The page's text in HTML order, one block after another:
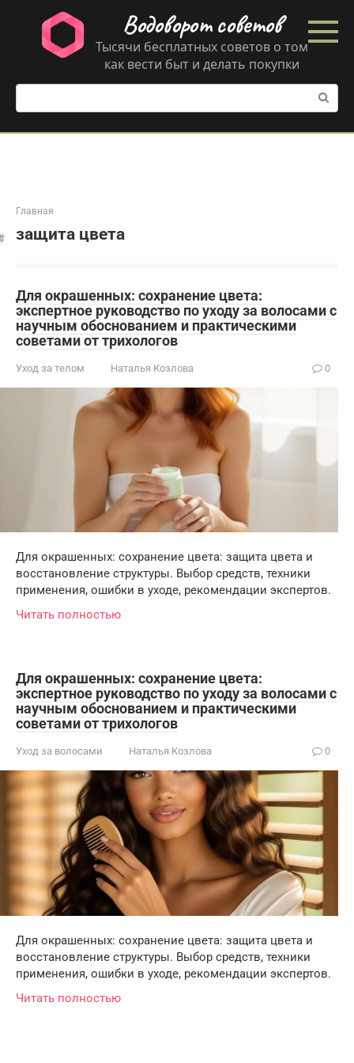
контенту
Водоворот советов
Тысячи бесплатных советов о том
как вести быт и делать покупки
Поиск:
Главная
защита цвета
Для окрашенных: сохранение цвета:
экспертное руководство по уходу за волосами с
научным обоснованием и практическими
советами от трихологов
Уход за телом Наталья Козлова 0
Для окрашенных: сохранение цвета: защита цвета и
восстановление структуры. Выбор средств, техники
применения, ошибки в уходе, рекомендации экспертов.
Читать полностью
Для окрашенных: сохранение цвета:
экспертное руководство по уходу за волосами с
научным обоснованием и практическими
советами от трихологов
Уход за волосами Наталья Козлова 0
Для окрашенных: сохранение цвета: защита цвета и
восстановление структуры. Выбор средств, техники
применения, ошибки в уходе, рекомендации экспертов.
Читать полностью